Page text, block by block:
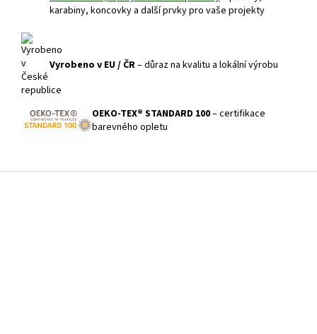
karabiny, koncovky a další prvky pro vaše projekty
Vyrobeno v EU / ČR– důraz na kvalitu a lokální výrobu
OEKO-TEX® STANDARD 100– certifikace
barevného opletu